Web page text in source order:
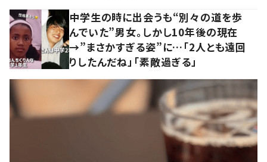
中学生の時に出会うも“別々の道を歩
んでいた”男女。しかし10年後の現在
→”まさかすぎる姿”に…「2人とも遠回
りしたんだね」「素敵過ぎる」